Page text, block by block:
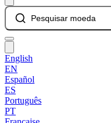
Pesquisar moeda
English
EN
Español
ES
Português
PT